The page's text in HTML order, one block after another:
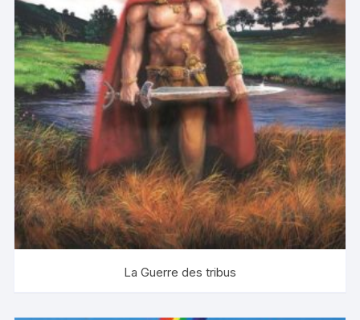
La Guerre des tribus